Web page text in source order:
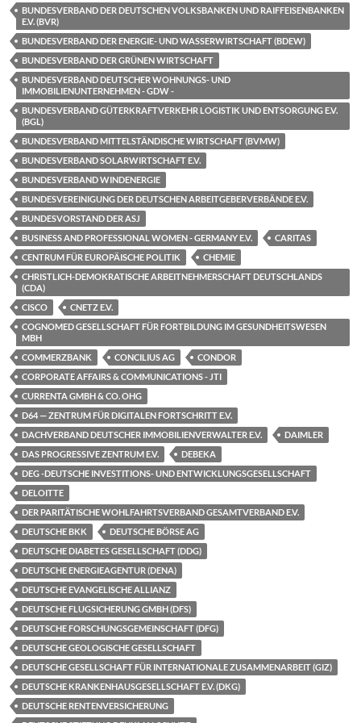
BUNDESVERBAND DER DEUTSCHEN VOLKSBANKEN UND RAIFFEISENBANKEN
E.V. (BVR)
BUNDESVERBAND DER ENERGIE- UND WASSERWIRTSCHAFT (BDEW)
BUNDESVERBAND DER GRÜNEN WIRTSCHAFT
BUNDESVERBAND DEUTSCHER WOHNUNGS- UND
IMMOBILIENUNTERNEHMEN - GDW -
BUNDESVERBAND GÜTERKRAFTVERKEHR LOGISTIK UND ENTSORGUNG E.V.
(BGL)
BUNDESVERBAND MITTELSTÄNDISCHE WIRTSCHAFT (BVMW)
BUNDESVERBAND SOLARWIRTSCHAFT E.V.
BUNDESVERBAND WINDENERGIE
BUNDESVEREINIGUNG DER DEUTSCHEN ARBEITGEBERVERBÄNDE E.V.
BUNDESVORSTAND DER ASJ
BUSINESS AND PROFESSIONAL WOMEN - GERMANY E.V.
CARITAS
CENTRUM FÜR EUROPÄISCHE POLITIK
CHEMIE
CHRISTLICH-DEMOKRATISCHE ARBEITNEHMERSCHAFT DEUTSCHLANDS
(CDA)
CISCO
CNETZ E.V.
COGNOMED GESELLSCHAFT FÜR FORTBILDUNG IM GESUNDHEITSWESEN
MBH
COMMERZBANK
CONCILIUS AG
CONDOR
CORPORATE AFFAIRS & COMMUNICATIONS - JTI
CURRENTA GMBH & CO. OHG
D64 — ZENTRUM FÜR DIGITALEN FORTSCHRITT E.V.
DACHVERBAND DEUTSCHER IMMOBILIENVERWALTER E.V.
DAIMLER
DAS PROGRESSIVE ZENTRUM E.V.
DEBEKA
DEG -DEUTSCHE INVESTITIONS- UND ENTWICKLUNGSGESELLSCHAFT
DELOITTE
DER PARITÄTISCHE WOHLFAHRTSVERBAND GESAMTVERBAND E.V.
DEUTSCHE BKK
DEUTSCHE BÖRSE AG
DEUTSCHE DIABETES GESELLSCHAFT (DDG)
DEUTSCHE ENERGIEAGENTUR (DENA)
DEUTSCHE EVANGELISCHE ALLIANZ
DEUTSCHE FLUGSICHERUNG GMBH (DFS)
DEUTSCHE FORSCHUNGSGEMEINSCHAFT (DFG)
DEUTSCHE GEOLOGISCHE GESELLSCHAFT
DEUTSCHE GESELLSCHAFT FÜR INTERNATIONALE ZUSAMMENARBEIT (GIZ)
DEUTSCHE KRANKENHAUSGESELLSCHAFT E.V. (DKG)
DEUTSCHE RENTENVERSICHERUNG